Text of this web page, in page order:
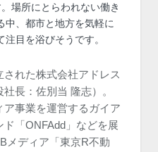
場所にとらわれない働き
中、都市と地方を気軽に
目を浴びそうです。
れた株式会社アドレス
長：佐別当 隆志）。
事業を運営するガイア
「ONFAdd」などを展
メディア「東京R不動